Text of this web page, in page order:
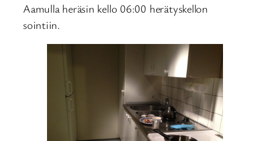
Aamulla heräsin kello 06:00 herätyskellon
sointiin.